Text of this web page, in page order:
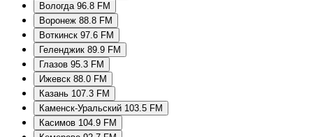
Вологда 96.8 FM
Воронеж 88.8 FM
Воткинск 97.6 FM
Геленджик 89.9 FM
Глазов 95.3 FM
Ижевск 88.0 FM
Казань 107.3 FM
Каменск-Уральский 103.5 FM
Касимов 104.9 FM